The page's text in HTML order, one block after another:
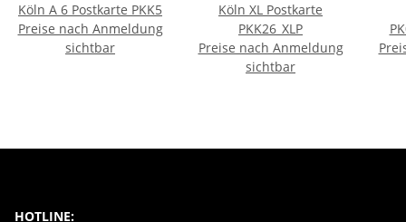
Köln A 6 Postkarte PKK5
Preise nach Anmeldung
sichtbar
Köln XL Postkarte
PKK26_XLP
Preise nach Anmeldung
sichtbar
HOTLINE: